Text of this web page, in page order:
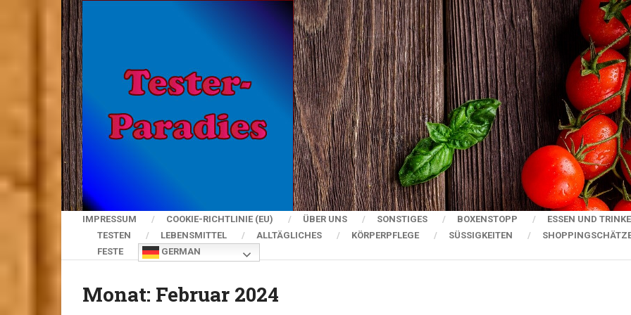
IMPRESSUM COOKIE-RICHTLINIE (EU) ÜBER UNS SONSTIGES BOXENSTOPP
ESSEN UND
TESTEN
LEBENSMITTEL ALLTÄGLICHES KÖRPERPFLEGE SÜSSIGKEITEN
FESTE
GERMAN
Monat: Februar 2024